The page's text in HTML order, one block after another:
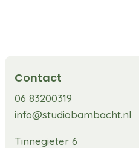
Contact
06 83200319
info@studiobambacht.nl
Tinnegieter 6